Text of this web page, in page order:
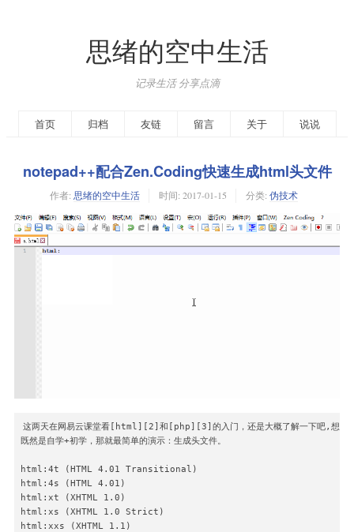
思绪的空中生活
记录生活 分享点滴
首页 归档 友链 留言 关于 说说
notepad++配合Zen.Coding快速生成html头文件
作者: 思绪的空中生活 时间: 2017-01-15 分类: 伪技术
这两天在网易云课堂看[html][2]和[php][3]的入门，还是大概了解一下吧,想自学。
既然是自学+初学，那就最简单的演示：生成头文件。
html:4t (HTML 4.01 Transitional)
html:4s (HTML 4.01)
html:xt (XHTML 1.0)
html:xs (XHTML 1.0 Strict)
html:xxs (XHTML 1.1)